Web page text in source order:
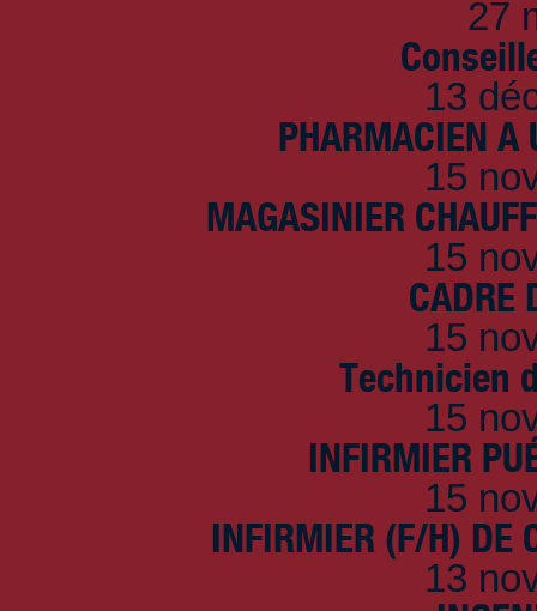
27
13
PHARMACIEN A
15
MAGASINIER
15
CADRE
15
Technicien
15
INFIRMIER
15
INFIRMIER (F/H) DE
13